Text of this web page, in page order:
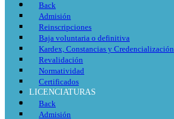
Back
Admisión
Reinscripciones
Baja voluntaria o definitiva
Kardex, Constancias y Credencialización
Revalidación
Normatividad
Certificados
LICENCIATURAS
Back
Admisión